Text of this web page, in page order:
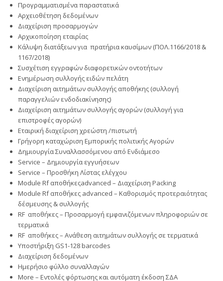
Προγραμματισμένα παραστατικά
Αρχειοθέτηση δεδομένων
Διαχείριση προσαρμογών
Αρχικοποίηση εταιρίας
Κάλυψη διατάξεων για πρατήρια καυσίμων (ΠΟΛ.1166/2018 &
1167/2018)
Συσχέτιση εγγραφών διαφορετικών οντοτήτων
Ενημέρωση συλλογής ειδών πελάτη
Διαχείριση αιτημάτων συλλογής αποθήκης (συλλογή
παραγγελιών ενδοδιακίνησης)
Διαχείριση αιτημάτων συλλογής αγορών (συλλογή για
επιστροφές αγορών)
Εταιρική διαχείριση χρεώστη /πιστωτή
Γρήγορη καταχώριση Εμπορικής πολιτικής Αγορών
Δημιουργία Συναλλασσόμενου από Ενδιάμεσο
Service – Δημιουργία εγγυήσεων
Service – Προσθήκη Λίστας ελέγχου
Module Rf αποθήκεςadvanced – Διαχείριση Packing
Module Rf αποθήκες advanced – Καθορισμός προτεραιότητας
δέσμευσης & συλλογής
RF αποθήκες – Προσαρμογή εμφανιζόμενων πληροφοριών σε
τερματικά
RF αποθήκες – Ανάθεση αιτημάτων συλλογής σε τερματικά
Υποστήριξη GS1-128 barcodes
Διαχείριση δεδομένων
Ημερήσιο φύλλο συναλλαγών
More – Εντολές φόρτωσης και αυτόματη έκδοση ΣΔΑ